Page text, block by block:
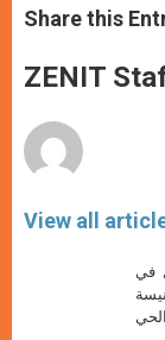
t
s
p
p
s
e
g
e
e
b
o
k
Share this
ZENIT
View all
في